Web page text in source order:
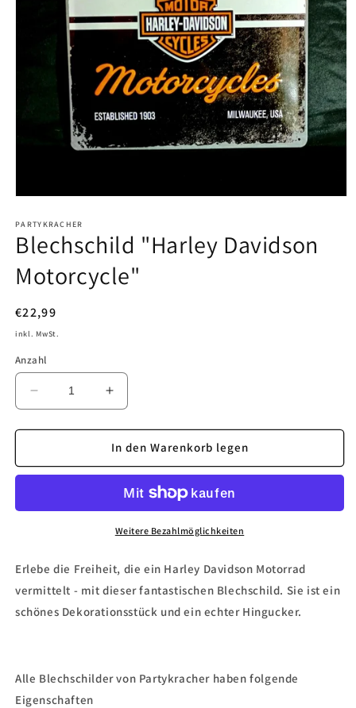
in
Modal
öffnen
PARTYKRACHER
Blechschild "Harley Davidson
Motorcycle"
Normaler
Preis
€22,99
inkl. MwSt.
Anzahl
Verringere
die
Menge
Blechschild
Motorcycle&quot;
Erhöhe
die
Menge
für
Blechschild
Davidson
Motorcycle&quot;
In den Warenkorb legen
Weitere Bezahlmöglichkeiten
Erlebe die Freiheit, die ein Harley Davidson Motorrad
vermittelt - mit dieser fantastischen Blechschild. Sie ist ein
schönes Dekorationsstück und ein echter Hingucker.
Alle Blechschilder von Partykracher haben folgende
Eigenschaften